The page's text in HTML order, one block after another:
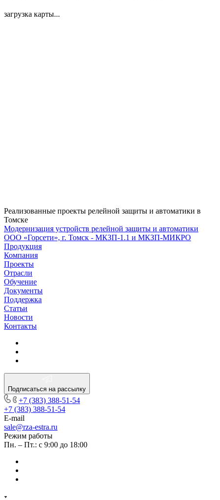
загрузка карты...
Реализованные проекты релейной защиты и автоматики в
Томске
Модернизация устройств релейной защиты и автоматики
ООО «Горсети», г. Томск - МКЗП-1.1 и МКЗП-МИКРО
Продукция
Компания
Проекты
Отрасли
Обучение
Документы
Поддержка
Статьи
Новости
Контакты
Подписаться на рассылку
+7 (383) 388-51-54
+7 (383) 388-51-54
E-mail
sale@rza-estra.ru
Режим работы
Пн. – Пт.: с 9:00 до 18:00